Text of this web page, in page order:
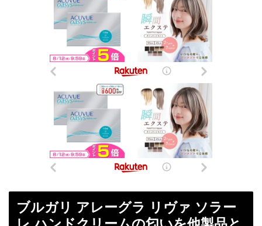
ブルガリ アレーグラ リヴァ ソラー